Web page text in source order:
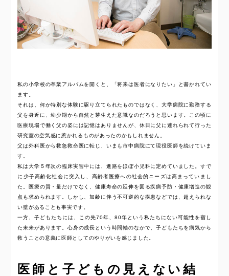
私の小学校の卒業アルバムを開くと、「将来は医者になりたい」と書かれてい
ます。
それは、何か特別な体験に駆り立てられたものではなく、大学病院に勤務する
父を身近に、幼少期から自然と芽生えた意識なのだろうと思います。この頃に
医療現場で働く父の姿には記憶はありませんが、休日に父に連れられて行った
研究室の空気感に惹かれるものがあったのかもしれません。
父は外科医から救急救命医に転じ、いまも市中病院にて現役医師を続けていま
す。
私は大学５年次の臨床実習中には、進路をほぼ小児科に定めていました。すで
に少子高齢化社会に突入し、高齢者医療への社会的ニーズは高まっていまし
た。医療の質・量だけでなく、健康寿命の延伸を図る疾病予防・健康増進の観
点も求められます。しかし、加齢に伴う不可逆的な疾患などでは、超えられな
い壁があることも事実です。
一方、子どもたちには、この先70年、80年という私たちにない可能性を宿し
た未来があります。心身の成長という時間軸のなかで、子どもたちを病気から
救うことの意義に医師としてのやりがいを感じました。
医師と子どもの見えない結